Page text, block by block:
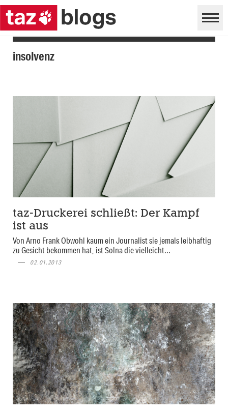
insolvenz
taz-Druckerei schließt: Der Kampf
ist aus
Von Arno Frank Obwohl kaum ein Journalist sie jemals leibhaftig
zu Gesicht bekommen hat, ist Solna die vielleicht...
02.01.2013